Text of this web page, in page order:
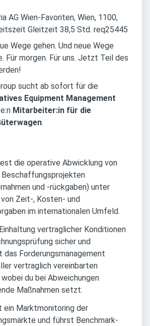
AG Wien-Favoriten, Wien, 1100,
Gleitzeit 38,5 Std. req25445
Wege gehen. Und neue Wege
Für morgen. Für uns. Jetzt Teil des
sucht ab sofort für die
Equipment Management
Mitarbeiter:in für die
.
die operative Abwicklung von
Beschaffungsprojekten
und -rückgaben) unter
Zeit-, Kosten- und
im internationalen Umfeld.
vertraglicher Konditionen
sicher und
das Forderungsmanagement
vertraglich vereinbarten
wobei du bei Abweichungen
Maßnahmen setzt.
Marktmonitoring der
und führst Benchmark-